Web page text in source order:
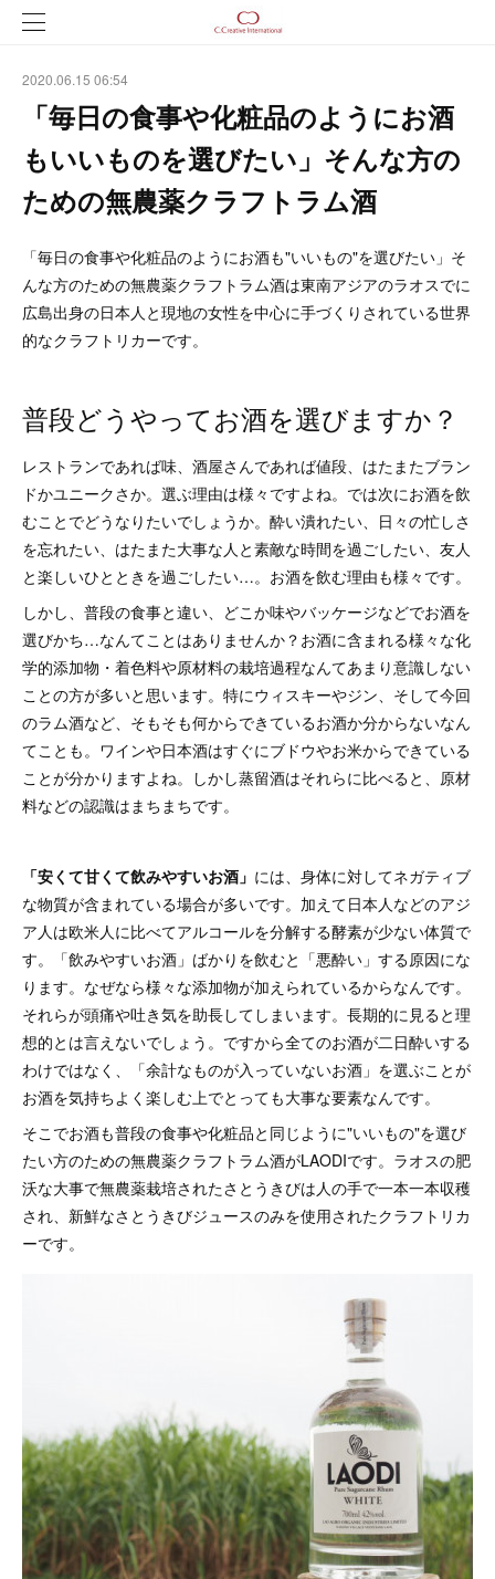
2020.06.15 06:54
「毎日の食事や化粧品のようにお酒
もいいものを選びたい」そんな方の
ための無農薬クラフトラム酒
「毎日の食事や化粧品のようにお酒も"いいもの"を選びたい」そ
んな方のための無農薬クラフトラム酒は東南アジアのラオスでに
広島出身の日本人と現地の女性を中心に手づくりされている世界
的なクラフトリカーです。
普段どうやってお酒を選びますか？
レストランであれば味、酒屋さんであれば値段、はたまたブラン
ドかユニークさか。選ぶ理由は様々ですよね。では次にお酒を飲
むことでどうなりたいでしょうか。酔い潰れたい、日々の忙しさ
を忘れたい、はたまた大事な人と素敵な時間を過ごしたい、友人
と楽しいひとときを過ごしたい…。お酒を飲む理由も様々です。
しかし、普段の食事と違い、どこか味やバッケージなどでお酒を
選びかち…なんてことはありませんか？お酒に含まれる様々な化
学的添加物・着色料や原材料の栽培過程なんてあまり意識しない
ことの方が多いと思います。特にウィスキーやジン、そして今回
のラム酒など、そもそも何からできているお酒か分からないなん
てことも。ワインや日本酒はすぐにブドウやお米からできている
ことが分かりますよね。しかし蒸留酒はそれらに比べると、原材
料などの認識はまちまちです。
「安くて甘くて飲みやすいお酒」 には、身体に対してネガティブ
な物質が含まれている場合が多いです。加えて日本人などのアジ
ア人は欧米人に比べてアルコールを分解する酵素が少ない体質で
す。「飲みやすいお酒」ばかりを飲むと「悪酔い」する原因にな
ります。なぜなら様々な添加物が加えられているからなんです。
それらが頭痛や吐き気を助長してしまいます。長期的に見ると理
想的とは言えないでしょう。ですから全てのお酒が二日酔いする
わけではなく、「余計なものが入っていないお酒」を選ぶことが
お酒を気持ちよく楽しむ上でとっても大事な要素なんです。
そこでお酒も普段の食事や化粧品と同じように"いいもの"を選び
たい方のための無農薬クラフトラム酒がLAODIです。ラオスの肥
沃な大事で無農薬栽培されたさとうきびは人の手で一本一本収穫
され、新鮮なさとうきびジュースのみを使用されたクラフトリカ
ーです。